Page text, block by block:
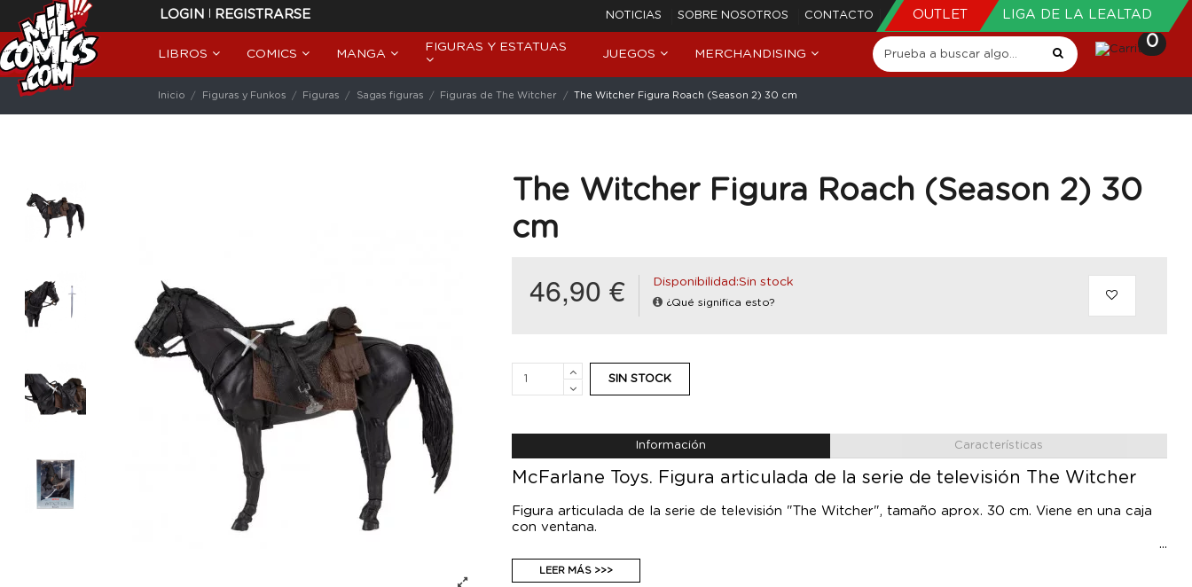
LOGIN | REGISTRARSE NOTICIAS SOBRE NOSOTROS CONTACTO OUTLET LIGA DE LA LEALTAD
LIBROS COMICS MANGA
FIGURAS Y ESTATUAS
JUEGOS MERCHANDISING
0
Inicio Figuras y Funkos Figuras Sagas figuras Figuras de The Witcher The Witcher Figura Roach (Season 2) 30 cm
The Witcher Figura Roach (Season 2) 30
cm
46,90 € Disponibilidad:Sin stock
¿Qué significa esto?
SIN STOCK
Información Características
McFarlane Toys. Figura articulada de la serie de televisión The Witcher
Figura articulada de la serie de televisión "The Witcher", tamaño aprox. 30 cm. Viene en una caja
con ventana.
LEER MÁS >>>